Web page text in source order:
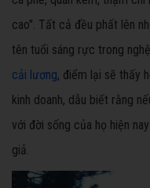
cao". Tất cả đều phất lên
tên tuổi sáng rực trong
cải lương, điểm lại sẽ thấy
kinh doanh, dẫu biết rằng
với đời sống của họ hiện
giả.